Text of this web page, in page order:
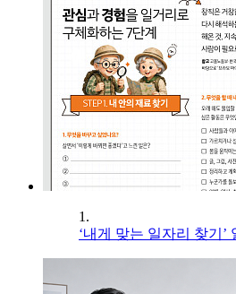
1.
‘내게 맞는 일자리 찾기’